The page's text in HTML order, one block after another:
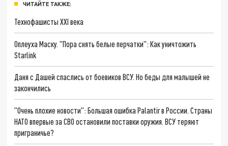
ЧИТАЙТЕ ТАКЖЕ:
Технофашисты XXI века
Оплеуха Маску. "Пора снять белые перчатки": Как уничтожить
Starlink
Даня с Дашей спаслись от боевиков ВСУ. Но беды для малышей не
закончились
"Очень плохие новости": Большая ошибка Palantir в России. Страны
НАТО впервые за СВО остановили поставки оружия. ВСУ теряют
приграничье?